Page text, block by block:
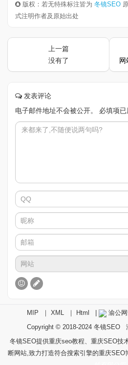
版权：若无特殊标注皆为 冬镜SEO
式注明作者及原始出处
上一篇
没有了
网
发表评论
电子邮件地址不会被公开。
必填项已
MIP ｜ XML ｜ Html
渝公
Copyright © 2018-2024 冬镜SEO
冬镜SEO提供重庆seo教程、重庆SEO技
断网站,致力打造符合搜索引擎的重庆SEO